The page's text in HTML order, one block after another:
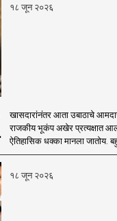
१८ जून २०२६
खासदारांनंतर आता उबाठाचे
राजकीय भूकंप अखेर प्रत्यक्षात
ऐतिहासिक धक्का मानला जातोय.
१८ जून २०२६